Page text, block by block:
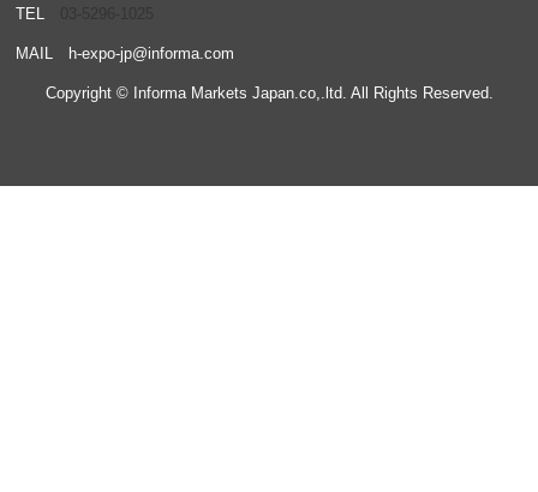
TEL
MAIL h-expo-jp@informa.com
Copyright © Informa Markets Japan.co,.ltd. All Rights Reserved.